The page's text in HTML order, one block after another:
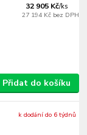
32 905 Kč/ks
27 194 Kč bez DPH
Přidat do košíku
k dodání do 6 týdnů